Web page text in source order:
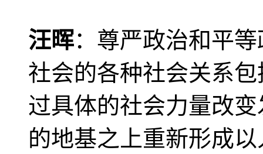
汪晖：尊严政治和平
社会的各种社会关系
过具体的社会力量改
的地基之上重新形成